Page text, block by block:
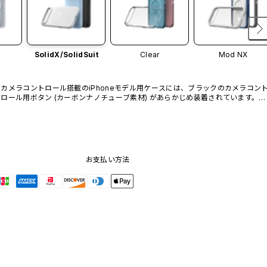
SolidX/SolidSuit Clear Mod NX
カメラコントロール搭載のiPhoneモデル用ケースには、ブラックのカメラコン
ロール用ボタン (カーボンナノチューブ素材) があらかじめ装着されています。他
お支払い方法